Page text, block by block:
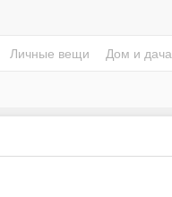
Личные вещи Дом и дача